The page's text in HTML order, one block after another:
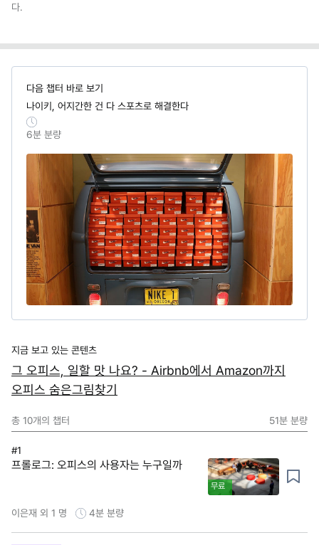
다.
다음 챕터 바로 보기
나이키, 어지간한 건 다 스포츠로 해결한다
6분 분량
지금 보고 있는 콘텐츠
그 오피스, 일할 맛 나요? - Airbnb에서 Amazon까지
오피스 숨은그림찾기
총 10개의 챕터 51분 분량
#1
프롤로그: 오피스의 사용자는 누구일까
무료
이은재 외 1 명 4분 분량